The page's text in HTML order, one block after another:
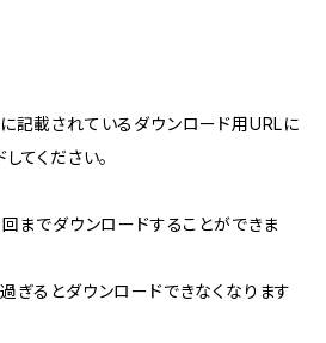
記載されているダウンロード用URLに
てください。
までダウンロードすることができま
ぎるとダウンロードできなくなります